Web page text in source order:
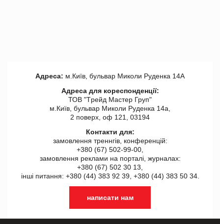
Адреса: м.Київ, бульвар Миколи Руденка 14А
Адреса для кореспонденції:
ТОВ "Tрейд Мастер Груп"
м.Київ, бульвар Миколи Руденка 14а,
2 поверх, оф 121, 03194
Контакти для:
замовлення треннгів, конференцій:
+380 (67) 502-99-00,
замовлення реклами на порталі, журналах:
+380 (67) 502 30 13,
інші питання: +380 (44) 383 92 39, +380 (44) 383 50 34.
написати нам